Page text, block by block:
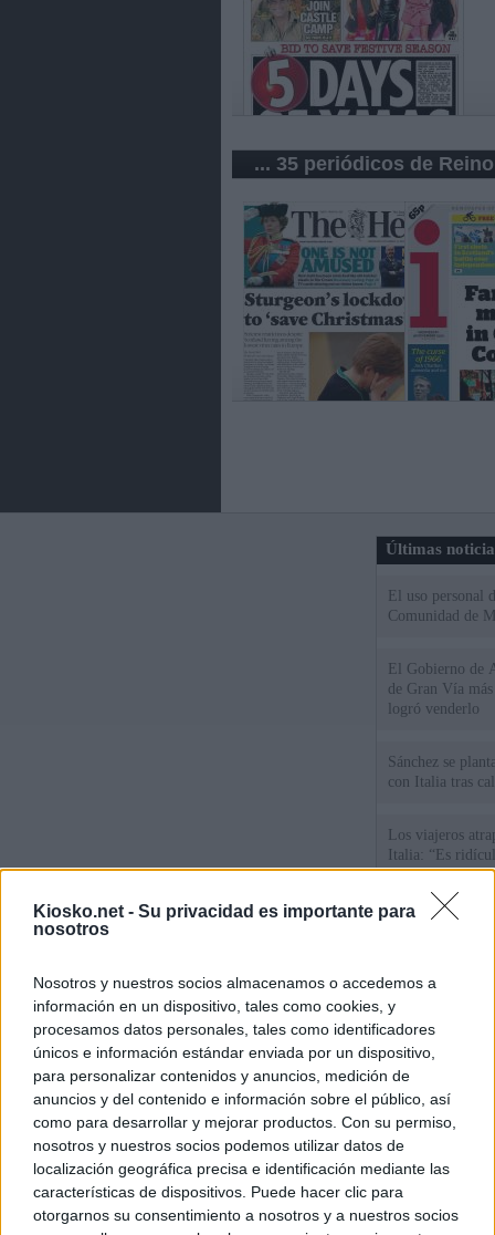
Kiosko.net - Su privacidad es importante para
nosotros
Nosotros y nuestros socios almacenamos o accedemos a
información en un dispositivo, tales como cookies, y
procesamos datos personales, tales como identificadores
únicos e información estándar enviada por un dispositivo,
para personalizar contenidos y anuncios, medición de
anuncios y del contenido e información sobre el público, así
como para desarrollar y mejorar productos. Con su permiso,
nosotros y nuestros socios podemos utilizar datos de
localización geográfica precisa e identificación mediante las
características de dispositivos. Puede hacer clic para
otorgarnos su consentimiento a nosotros y a nuestros socios
... 35 periódicos de
Últimas
El uso personal
Comunidad de
El Gobierno de
de Gran Vía
logró venderlo
Sánchez se
con Italia tras
Los viajeros
Italia: “Es
Última hora
Sánchez
© Kiosko.net Aviso Legal Privacidad y Cookies